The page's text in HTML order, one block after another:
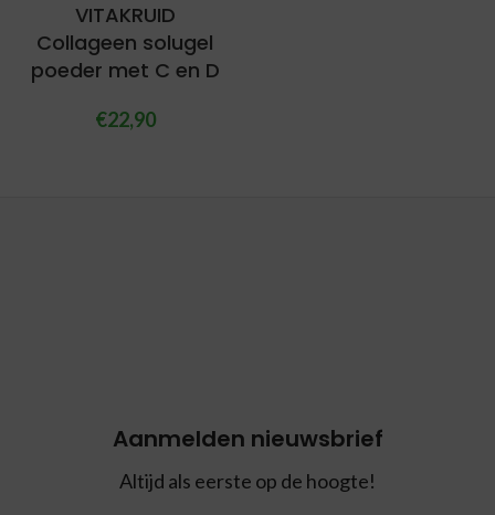
VITAKRUID
Collageen solugel
poeder met C en D
€22,90
Aanmelden nieuwsbrief
Altijd als eerste op de hoogte!